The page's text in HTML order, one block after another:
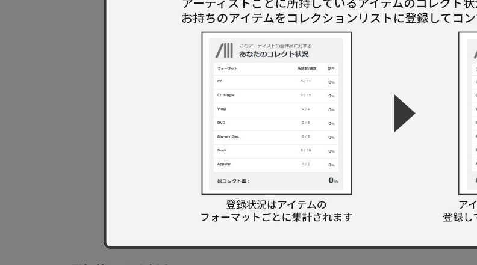
Welcome To The Village
Live In Tampa
Focus On Glory
Gospel Heritage Praise & Worship 2002